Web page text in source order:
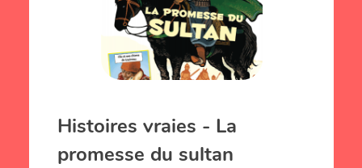
Histoires vraies - La
promesse du sultan